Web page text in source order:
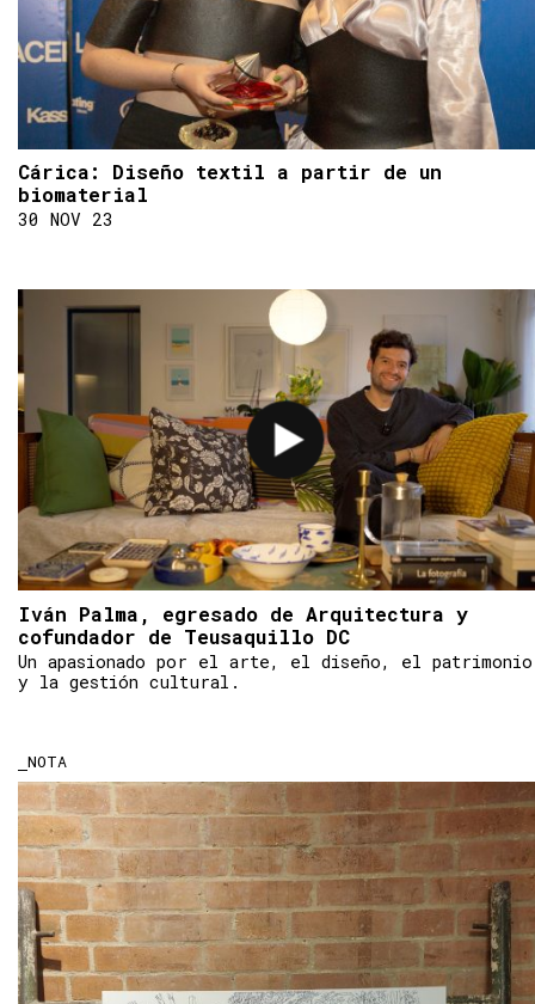
Cárica: Diseño textil a partir de un
biomaterial
30 NOV 23
Iván Palma, egresado de Arquitectura y
cofundador de Teusaquillo DC
Un apasionado por el arte, el diseño, el patrimonio
y la gestión cultural.
NOTA